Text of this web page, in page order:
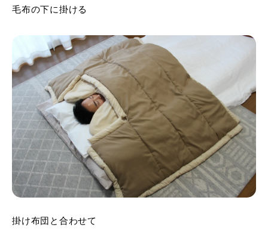
毛布の下に掛ける
掛け布団と合わせて